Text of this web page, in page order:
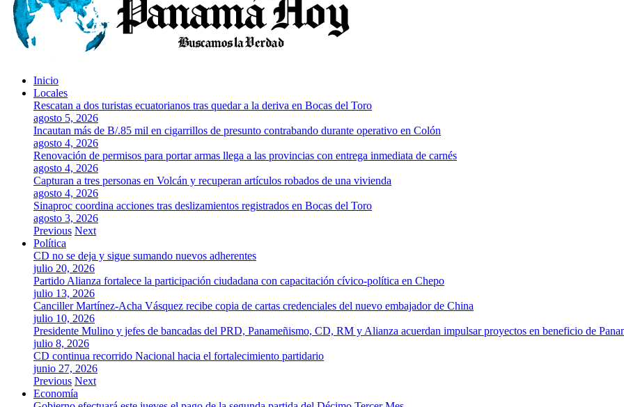
Inicio
Locales
Rescatan a dos turistas ecuatorianos tras quedar a la deriva en Bocas del Toro
agosto 5, 2026
Incautan más de B/.85 mil en cigarrillos de presunto contrabando durante operativo en Colón
agosto 4, 2026
Renovación de permisos para portar armas llega a las provincias con entrega inmediata de carnés
agosto 4, 2026
Capturan a tres personas en Volcán y recuperan artículos robados de una vivienda
agosto 4, 2026
Sinaproc coordina acciones tras deslizamientos registrados en Bocas del Toro
agosto 3, 2026
Previous Next
Política
CD no se deja y sigue sumando nuevos adherentes
julio 20, 2026
Partido Alianza fortalece la participación ciudadana con capacitación cívico-política en Chepo
julio 13, 2026
Canciller Martínez-Acha Vásquez recibe copia de cartas credenciales del nuevo embajador de China
julio 10, 2026
Presidente Mulino y jefes de bancadas del PRD, Panameñismo, CD, RM y Alianza acuerdan impulsar proyectos en beneficio de
julio 8, 2026
CD continua recorrido Nacional hacia el fortalecimiento partidario
junio 27, 2026
Previous Next
Economía